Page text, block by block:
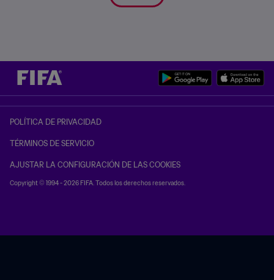
POLÍTICA DE PRIVACIDAD
TÉRMINOS DE SERVICIO
AJUSTAR LA CONFIGURACIÓN DE LAS COOKIES
Copyright © 1994 - 2026 FIFA. Todos los derechos reservados.